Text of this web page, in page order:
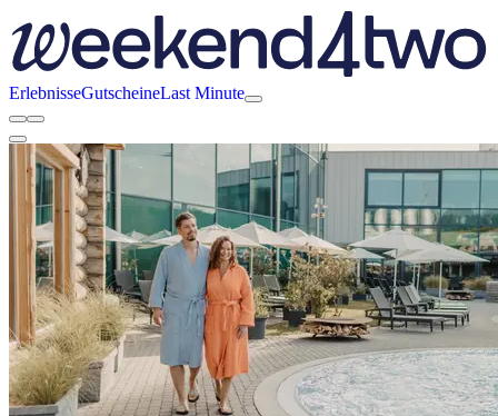
ErlebnisseGutscheineLast Minute